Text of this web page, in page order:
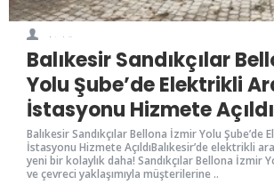
Balıkesir Sandıkçılar
Yolu Şube’de Elektrikli
İstasyonu Hizmete Açıldı
Balıkesir Sandıkçılar Bellona İzmir Yolu Şube’de
İstasyonu Hizmete AçıldıBalıkesir’de elektrikli
yeni bir kolaylık daha! Sandıkçılar Bellona İzmir
ve çevreci yaklaşımıyla müşterilerine ..